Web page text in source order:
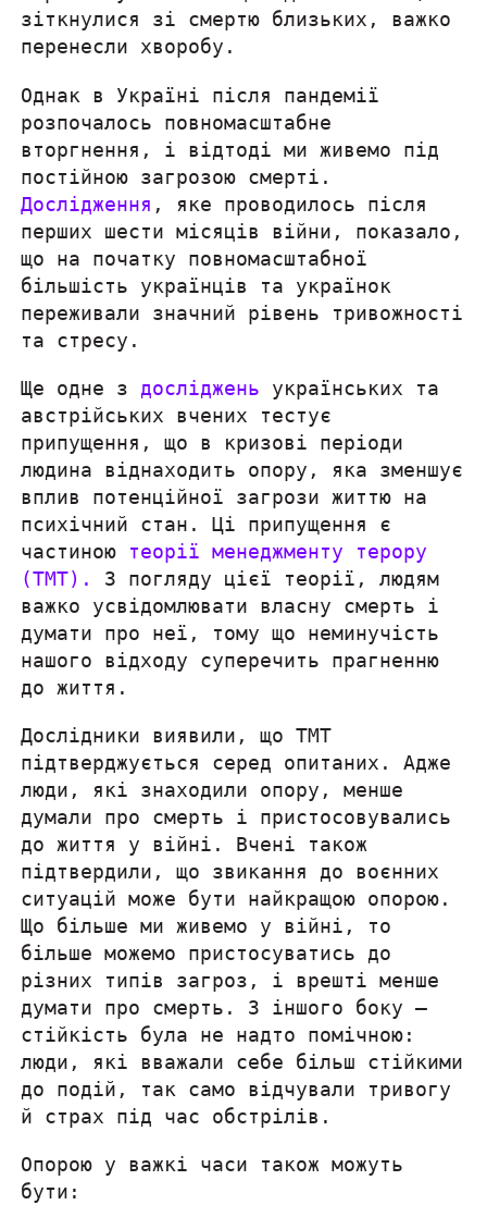
зіткнулися зі смертю близьких, важко
перенесли хворобу.
Однак в Україні після пандемії
розпочалось повномасштабне
вторгнення, і відтоді ми живемо під
постійною загрозою смерті.
Дослідження
, яке проводилось після
перших шести місяців війни, показало,
що на початку повномасштабної
більшість українців та українок
переживали значний рівень тривожності
та стресу.
Ще одне з досліджень українських та
австрійських вчених тестує
припущення, що в кризові періоди
людина віднаходить опору, яка зменшує
вплив потенційної загрози життю на
психічний стан. Ці припущення є
частиною теорії менеджменту терору
(ТМТ).
З погляду цієї теорії, людям
важко усвідомлювати власну смерть і
думати про неї, тому що неминучість
нашого відходу суперечить прагненню
до життя.
Дослідники виявили, що ТМТ
підтверджується серед опитаних. Адже
люди, які знаходили опору, менше
думали про смерть і пристосовувались
до життя у війні. Вчені також
підтвердили, що звикання до воєнних
ситуацій може бути найкращою опорою.
Що більше ми живемо у війні, то
більше можемо пристосуватись до
різних типів загроз, і врешті менше
думати про смерть. З іншого боку —
стійкість була не надто помічною:
люди, які вважали себе більш стійкими
до подій, так само відчували тривогу
й страх під час обстрілів.
Опорою у важкі часи також можуть
бути: